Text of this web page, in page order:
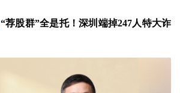
“荐股群”全是托！深圳端掉247人特大诈